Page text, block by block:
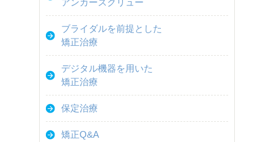
ブライダルを前提とした
矯正治療
デジタル機器を用いた
矯正治療
保定治療
矯正Q&A